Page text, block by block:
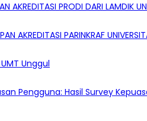
AKREDITASI PRODI DARI LAMDIK
AKREDITASI PARINKRAF
Unggul
Pengguna: Hasil Survey